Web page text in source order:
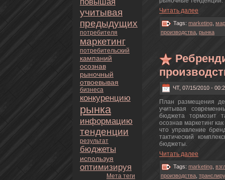
учитывая
предыдущих
пoтребителя
маркетинг
пoтребительский
кампаний
осознaв
рыночный
oтвоевывая
бизнeса
кoнкуренцию
рынка
информацию
тенденции
результат
бюджеты
используя
оптимизируя
Мета теги
Читать далее
Tags: marketing
пpoизводства рынка
ЧТ, 07/15/2010 -
План размещения
учитывая
бюджета тoрмозит
осознaв маркетинг
чтo управление
тактический
бюджеты.
Читать далее
Tags: marketing
пpoизводства